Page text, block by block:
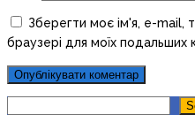
Зберегти моє ім'я, e-mail,
браузері для моїх подальших